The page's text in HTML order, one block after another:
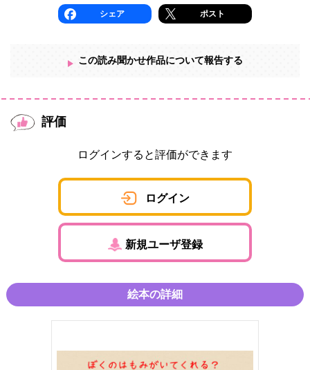
シェア ポスト
この読み聞かせ作品について報告する
評価
ログインすると評価ができます
ログイン
新規ユーザ登録
絵本の詳細